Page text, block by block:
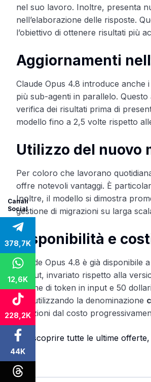
Canali
Social
378,7K
12,6K
228,2K
44K
nel suo lavoro. Inoltre, presenta
nell’elaborazione delle risposte.
l’obiettivo di ottenere risultati più
Aggiornamenti
Claude Opus 4.8 introduce anche i
più sub-agenti in parallelo.
verifica dei risultati prima di
modello fino a 2,5 volte rispetto
Utilizzo del nuovo
Per coloro che lavorano
offre notevoli vantaggi. È
Inoltre, il modello si dimostra
gestione di migrazioni su larga
Disponibilità e
Claude Opus 4.8 è già disponibile
output, invariato rispetto alla
milione di token in input e 50
API utilizzando la denominazione
soluzioni dal costo
Per scoprire tutte le ultime